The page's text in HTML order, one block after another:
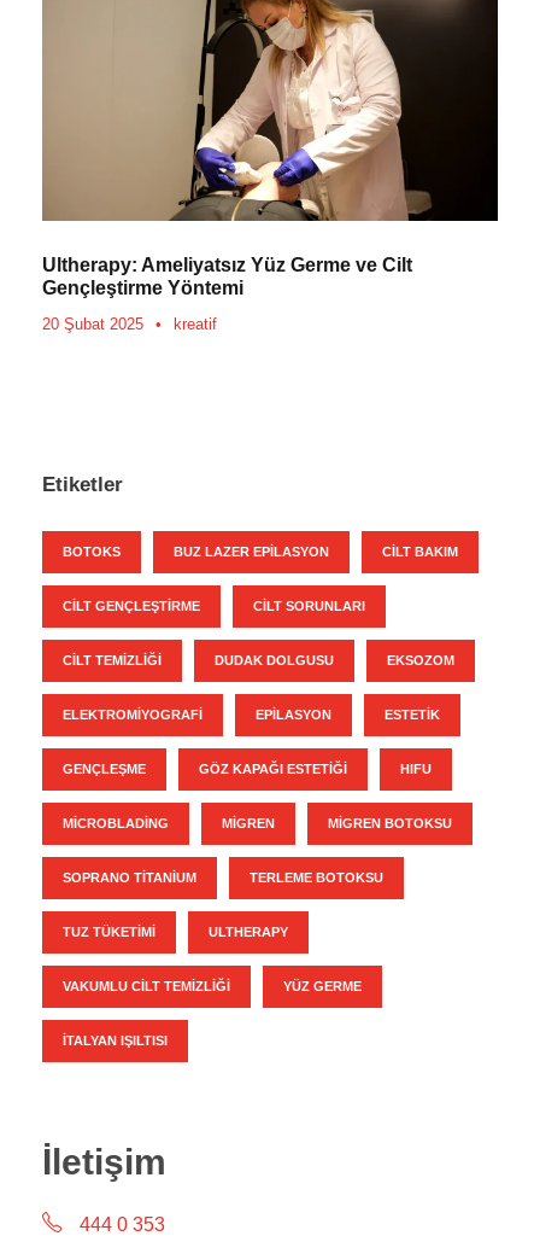
Ultherapy: Ameliyatsız Yüz Germe ve Cilt
Gençleştirme Yöntemi
20 Şubat 2025 • kreatif
Etiketler
BOTOKS BUZ LAZER EPILASYON CILT BAKIM
CILT GENÇLEŞTIRME CILT SORUNLARI
CILT TEMIZLIĞI DUDAK DOLGUSU EKSOZOM
ELEKTROMIYOGRAFI EPILASYON ESTETIK
GENÇLEŞME GÖZ KAPAĞI ESTETIĞI HIFU
MICROBLADING MIGREN MIGREN BOTOKSU
SOPRANO TITANIUM TERLEME BOTOKSU
TUZ TÜKETIMI ULTHERAPY
VAKUMLU CILT TEMIZLIĞI YÜZ GERME
İTALYAN IŞILTISI
İletişim
444 0 353